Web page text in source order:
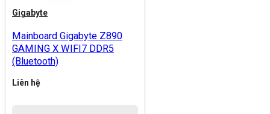
Gigabyte
Mainboard Gigabyte Z890
GAMING X WIFI7 DDR5
(Bluetooth)
Liên hệ